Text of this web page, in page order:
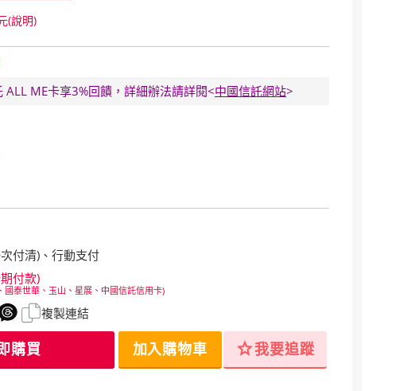
(說明)
ALL ME卡享3%回饋，詳細辦法請詳閱<中國信託網站>
付清)、行動支付
付款)
國泰世華、玉山、星展、中國信託信用卡)
複製連結
購買 加入購物車 star我要追蹤